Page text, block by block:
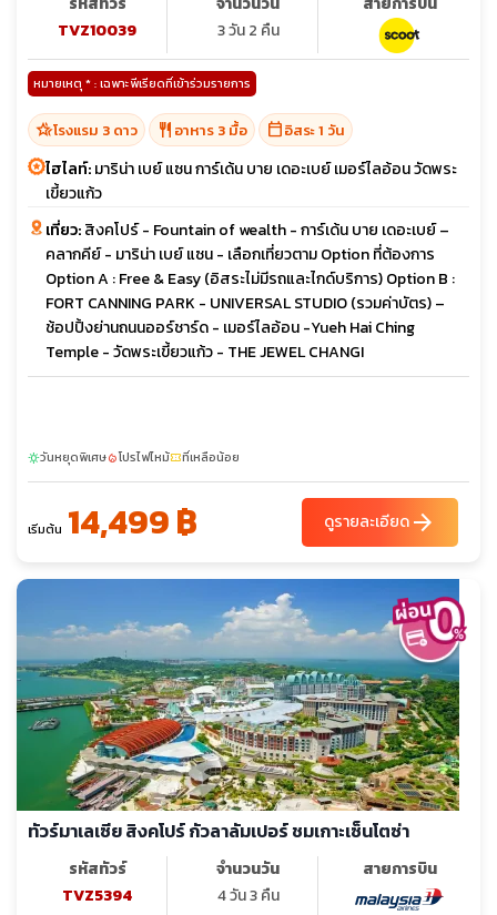
TVZ10039
3 วัน 2 คืน
หมายเหตุ * : เฉพาะพีเรียดที่เข้าร่วมรายการ
hotel_classโรงแรม 3 ดาว restaurant อาหาร 3 มื้อ calendar_todayอิสระ 1 วัน
ไฮไลท์:มาริน่า เบย์ แซน การ์เด้น บาย เดอะเบย์ เมอร์ไลอ้อน วัดพระ
เขี้ยวแก้ว
เที่ยว:สิงคโปร์ - Fountain of wealth - การ์เด้น บาย เดอะเบย์ –
คลากคีย์ - มาริน่า เบย์ แซน - เลือกเที่ยวตาม Option ที่ต้องการ
Option A : Free & Easy (อิสระไม่มีรถและไกด์บริการ) Option B :
FORT CANNING PARK - UNIVERSAL STUDIO (รวมค่าบัตร) –
ช้อปปิ้งย่านถนนออร์ชาร์ด - เมอร์ไลอ้อน -Yueh Hai Ching
Temple - วัดพระเขี้ยวแก้ว - THE JEWEL CHANGI
sunnyวันหยุดพิเศษlocal_fire_departmentโปรไฟไหม้confirmation_numberที่เหลือน้อย
เริ่มต้น 14,499 ฿ ดูรายละเอียดarrow_forward
ทัวร์มาเลเซีย สิงคโปร์ กัวลาลัมเปอร์ ชมเกาะเซ็นโตซ่า
รหัสทัวร์
TVZ5394
จำนวนวัน
4 วัน 3 คืน
สายการบิน